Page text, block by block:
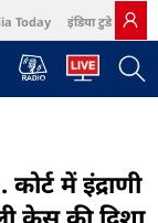
Today इंडिया टुडे हिंदी
Northeast
में इंद्राणी
केस की दिशा